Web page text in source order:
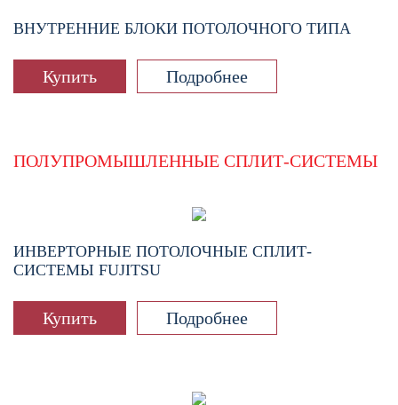
ВНУТРЕННИЕ БЛОКИ ПОТОЛОЧНОГО ТИПА
Купить Подробнее
ПОЛУПРОМЫШЛЕННЫЕ СПЛИТ-СИСТЕМЫ
ИНВЕРТОРНЫЕ ПОТОЛОЧНЫЕ СПЛИТ-
СИСТЕМЫ FUJITSU
Купить Подробнее